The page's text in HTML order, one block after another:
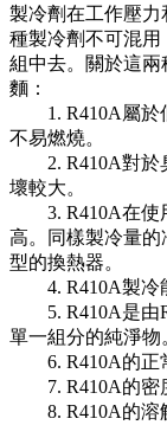
製冷劑在工作壓
種製冷劑不可混
組中去。關於這
麵：
1. R410A屬於
不易燃燒。
2. R410A對於
壞較大。
3. R410A在使
高。同樣製冷量
型的換熱器。
4. R410A製冷能
5. R410A是由
單一組分的純淨物
6. R410A的正常
7. R410A的密度
8. R410A的溶